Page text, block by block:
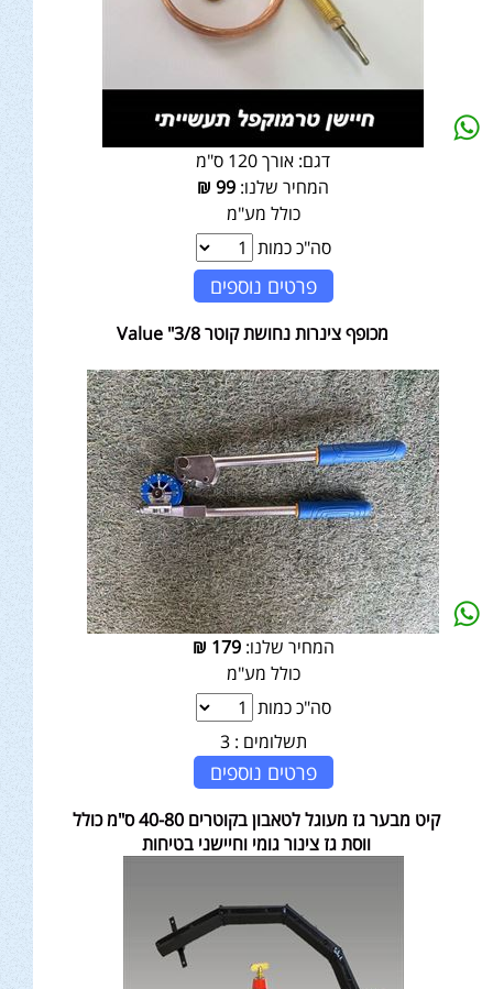
דגם: אורך 120 ס"מ
המחיר שלנו: 99
₪
כולל מע"מ
סה"כ כמות
פרטים נוספים
מכופף צינרות נחושת קוטר 3/8" Value
המחיר שלנו:179
₪
כולל מע"מ
סה"כ כמות
תשלומים : 3
פרטים נוספים
קיט מבער גז מעוגל לטאבון בקוטרים 40-80 ס"מ כולל
ווסת גז צינור גומי וחיישני בטיחות